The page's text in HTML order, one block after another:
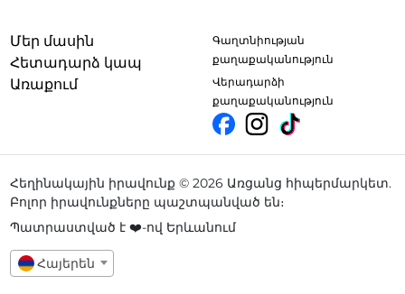
Մեր մասին
Հետադարձ կապ
Առաքում
Գաղտնիության
քաղաքականություն
Վերադարձի
քաղաքականություն
Հեղինակային իրավունք © 2026 Առցանց հիպերմարկետ.
Բոլոր իրավունքները պաշտպանված են։
Պատրաստված է ❤️-ով Երևանում
Հայերեն